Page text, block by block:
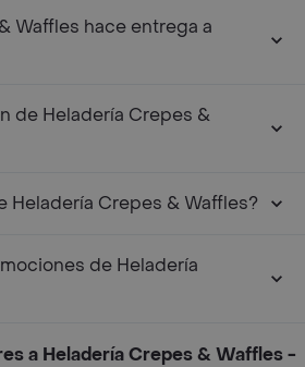
Waffles hace entrega a
de Heladería Crepes &
Heladería Crepes & Waffles?
de Heladería
a Heladería Crepes & Waffles -